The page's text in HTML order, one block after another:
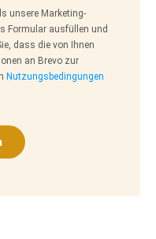
unsere Marketing-
Formular ausfüllen und
dass die von Ihnen
an Brevo zur
Nutzungsbedingungen